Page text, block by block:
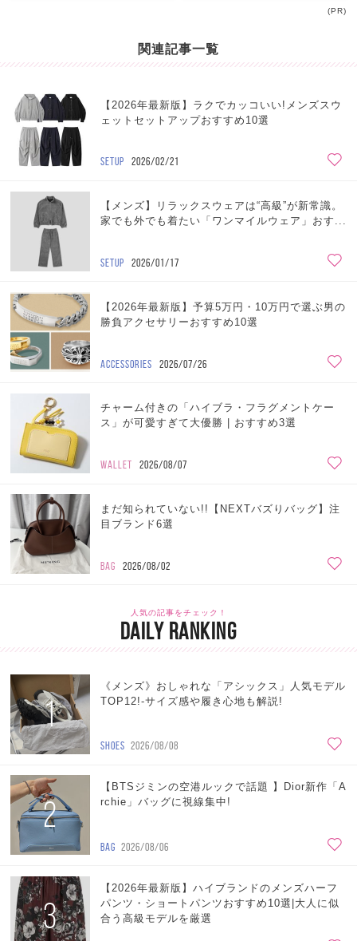
(PR)
関連記事一覧
【2026年最新版】ラクでカッコいい!メンズスウ
ェットセットアップおすすめ10選
SETUP 2026/02/21
【メンズ】リラックスウェアは“高級”が新常識。
家でも外でも着たい「ワンマイルウェア」おす...
SETUP 2026/01/17
【2026年最新版】予算5万円・10万円で選ぶ男の
勝負アクセサリーおすすめ10選
ACCESSORIES 2026/07/26
チャーム付きの「ハイブラ・フラグメントケー
ス」が可愛すぎて大優勝 | おすすめ3選
WALLET 2026/08/07
まだ知られていない!!【NEXTバズりバッグ】注
目ブランド6選
BAG 2026/08/02
人気の記事をチェック！
DAILY RANKING
1
《メンズ》おしゃれな「アシックス」人気モデル
TOP12!-サイズ感や履き心地も解説!
SHOES 2026/08/08
2
【BTSジミンの空港ルックで話題 】Dior新作「A
rchie」バッグに視線集中!
BAG 2026/08/06
3
【2026年最新版】ハイブランドのメンズハーフ
パンツ・ショートパンツおすすめ10選|大人に似
合う高級モデルを厳選